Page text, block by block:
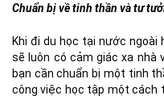
Chuẩn bị về tinh thần và tư
Khi đi du học tại nước
sẽ luôn có cảm giác xa nhà
bạn cần chuẩn bị một tinh
công việc học tập một cách